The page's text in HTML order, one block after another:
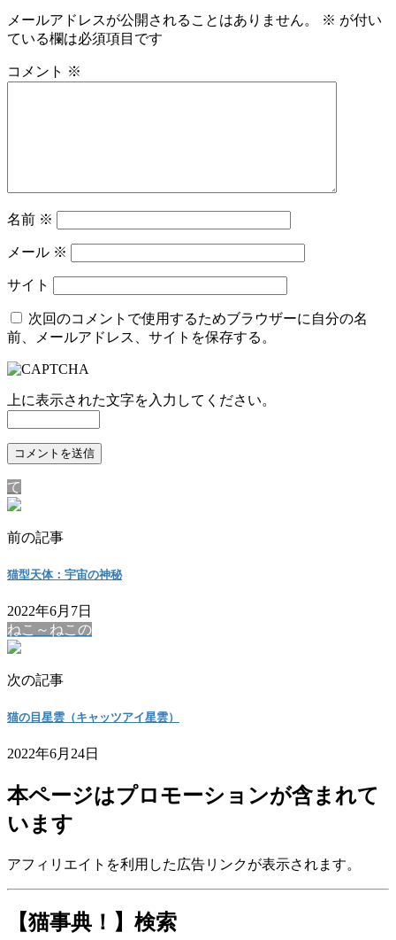
メールアドレスが公開されることはありません。 ※ が付い
ている欄は必須項目です
コメント ※
名前 ※
メール ※
サイト
次回のコメントで使用するためブラウザーに自分の名
前、メールアドレス、サイトを保存する。
上に表示された文字を入力してください。
て
前の記事
猫型天体：宇宙の神秘
2022年6月7日
ねこ～ねこの
次の記事
猫の目星雲（キャッツアイ星雲）
2022年6月24日
本ページはプロモーションが含まれて
います
アフィリエイトを利用した広告リンクが表示されます。
【猫事典！】検索